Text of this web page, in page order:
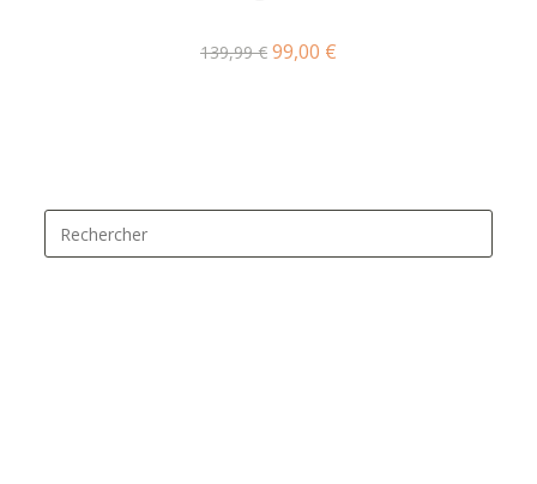
139,99€ 99,00 €